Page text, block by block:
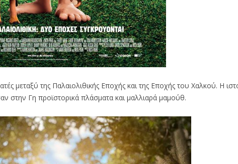
μεταξύ της Παλαιολιθικής Εποχής και της Εποχής του Χαλκού. Η
στην Γη προϊστορικά πλάσματα και μαλλιαρά μαμούθ.